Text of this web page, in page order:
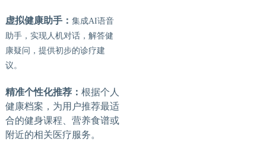
虚拟健康助手： 集成AI语音
助手，实现人机对话，解答健
康疑问，提供初步的诊疗建
议。
精准个性化推荐： 根据个人
健康档案，为用户推荐最适
合的健身课程、营养食谱或
附近的相关医疗服务。